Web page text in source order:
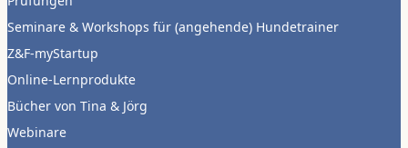
Seminare & Workshops für (angehende) Hundetrainer
Z&F-myStartup
Online-Lernprodukte
Bücher von Tina & Jörg
Webinare